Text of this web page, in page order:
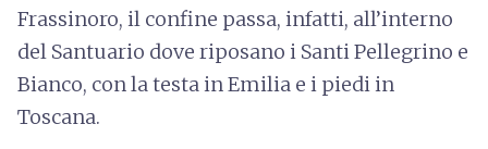
Frassinoro, il confine passa, infatti, all’interno
del Santuario dove riposano i Santi Pellegrino e
Bianco, con la testa in Emilia e i piedi in
Toscana.